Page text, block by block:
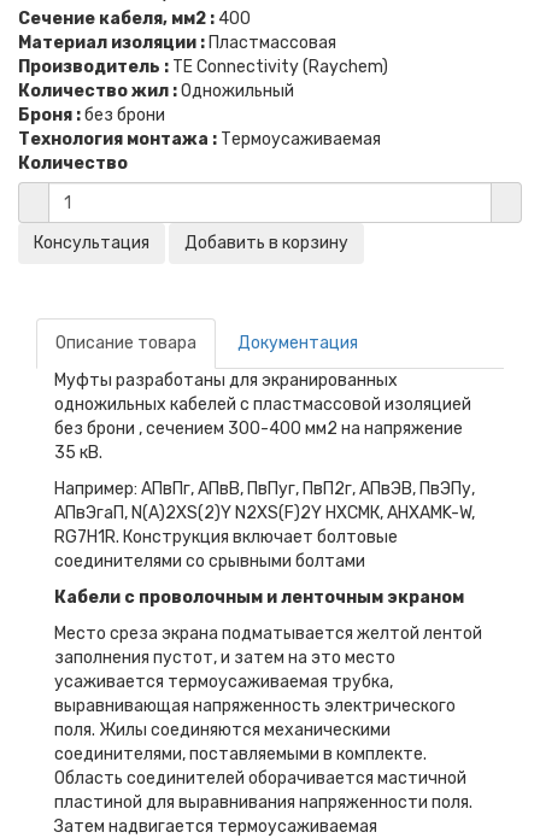
Сечение кабеля, мм2 : 400
Материал изоляции : Пластмассовая
Производитель : TE Connectivity (Raychem)
Количество жил :Одножильный
Броня :без брони
Технология монтажа : Термоусаживаемая
Количество
Описание товара
Документация
Муфты разработаны для экранированных
одножильных кабелей с пластмассовой изоляцией
без брони , сечением 300-400 мм2 на напряжение
35 кВ.
Например: АПвПг, АПвВ, ПвПуг, ПвП2г, АПвЭВ, ПвЭПу,
АПвЭгаП, N(A)2XS(2)Y N2XS(F)2Y НХСМК, AHXAMK-W,
RG7H1R. Конструкция включает болтовые
соединителями со срывными болтами
Кабели с проволочным и ленточным экраном
Место среза экрана подматывается желтой лентой
заполнения пустот, и затем на это место
усаживается термоусаживаемая трубка,
выравнивающая напряженность электрического
поля. Жилы соединяются механическими
соединителями, поставляемыми в комплекте.
Область соединителей оборачивается мастичной
пластиной для выравнивания напряженности поля.
Затем надвигается термоусаживаемая